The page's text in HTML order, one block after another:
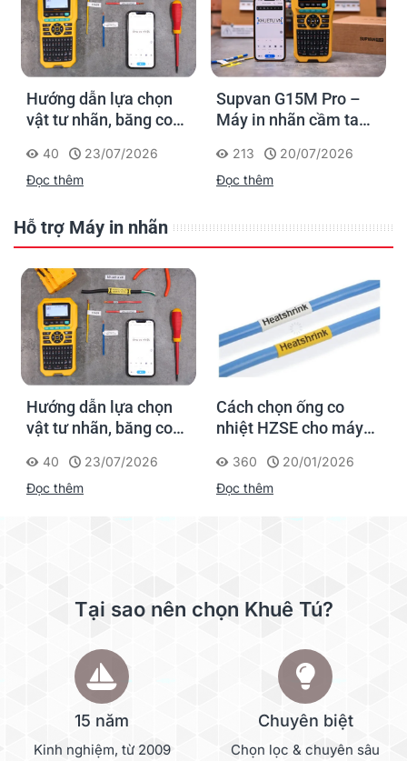
Hướng dẫn lựa chọn
vật tư nhãn, băng co
Supvan G15M Pro
40
23/07/2026
Đọc thêm
Supvan G15M Pro –
Máy in nhãn cầm tay
dấu một lần, tra cứu
trọn đời công trình
213
20/07/2026
Đọc thêm
Hỗ trợ Máy in nhãn
Hướng dẫn lựa chọn
vật tư nhãn, băng co
Supvan G15M Pro
40
23/07/2026
Đọc thêm
Cách chọn ống co
nhiệt HZSE cho máy in
360
20/01/2026
Đọc thêm
Tại sao nên chọn Khuê Tú?
15 năm
Kinh nghiệm, từ 2009
Chuyên biệt
Chọn lọc & chuyên sâu